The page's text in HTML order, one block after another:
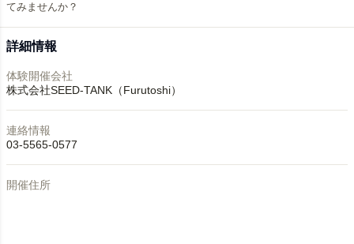
てみませんか？
詳細情報
体験開催会社
株式会社SEED-TANK（Furutoshi）
連絡情報
03-5565-0577
開催住所